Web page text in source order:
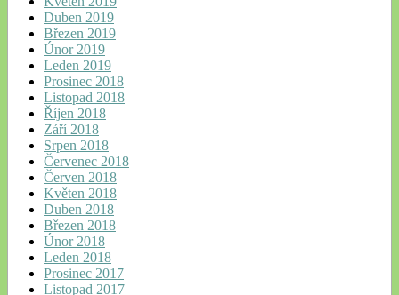
Duben 2019
Březen 2019
Únor 2019
Leden 2019
Prosinec 2018
Listopad 2018
Říjen 2018
Září 2018
Srpen 2018
Červenec 2018
Červen 2018
Květen 2018
Duben 2018
Březen 2018
Únor 2018
Leden 2018
Prosinec 2017
Listopad 2017